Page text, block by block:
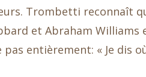
Trombetti reconnaît
et Abraham
entièrement: « Je dis